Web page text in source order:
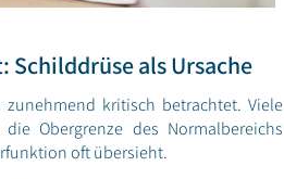
Schilddrüse als Ursache
zunehmend kritisch betrachtet. Viele
Obergrenze des Normalbereichs
oft übersieht.